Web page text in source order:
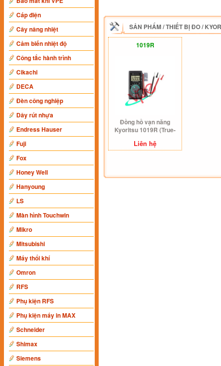
Cáp điện
Cây nâng nhiệt
Cảm biến nhiệt độ
Công tắc hành trình
Cikachi
DECA
Đèn công nghiệp
Dây rút nhựa
Endress Hauser
Fuji
Fox
Honey Well
Hanyoung
LS
Màn hình Touchwin
Mikro
Mitsubishi
Máy thổi khí
Omron
RFS
Phụ kiện RFS
Phụ kiện máy in MAX
Schneider
Shimax
Siemens
SẢN PHẨM/THIẾT BỊ ĐO/
1019R
Đồng hồ vạn năng
Kyoritsu 1019R (True-
Liên hệ